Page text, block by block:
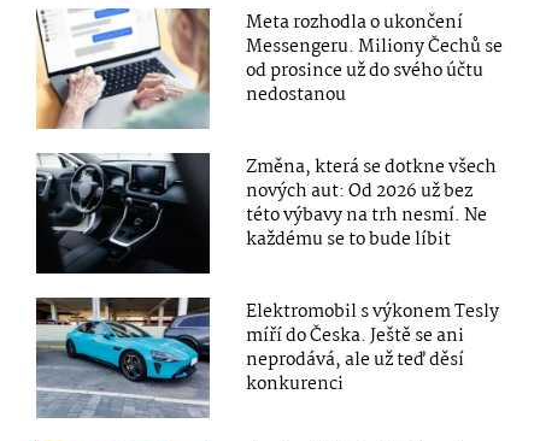
Meta rozhodla o ukončení
Messengeru. Miliony Čechů se
od prosince už do svého účtu
nedostanou
Změna, která se dotkne všech
nových aut: Od 2026 už bez
této výbavy na trh nesmí. Ne
každému se to bude líbit
Elektromobil s výkonem Tesly
míří do Česka. Ještě se ani
neprodává, ale už teď děsí
konkurenci